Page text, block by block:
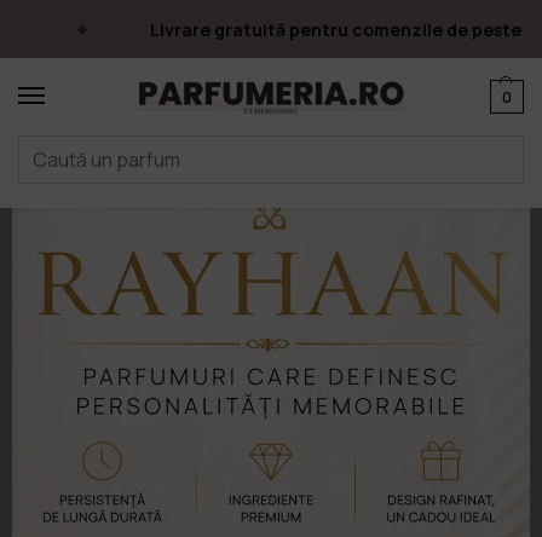
Livrare gratuită pentru comenzile de peste 249
0